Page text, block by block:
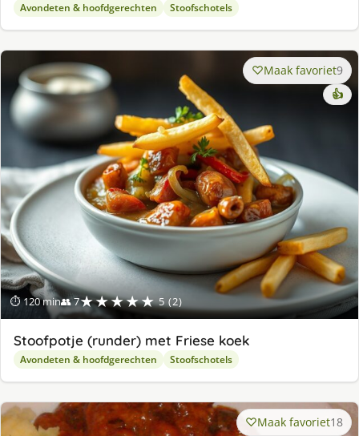
Avondeten & hoofdgerechten Stoofschotels
⏱ 120 min👥 7★★★★★ 5 (2)
Maak favoriet9
👍
Stoofpotje (runder) met Friese koek
Avondeten & hoofdgerechten Stoofschotels
Maak favoriet18